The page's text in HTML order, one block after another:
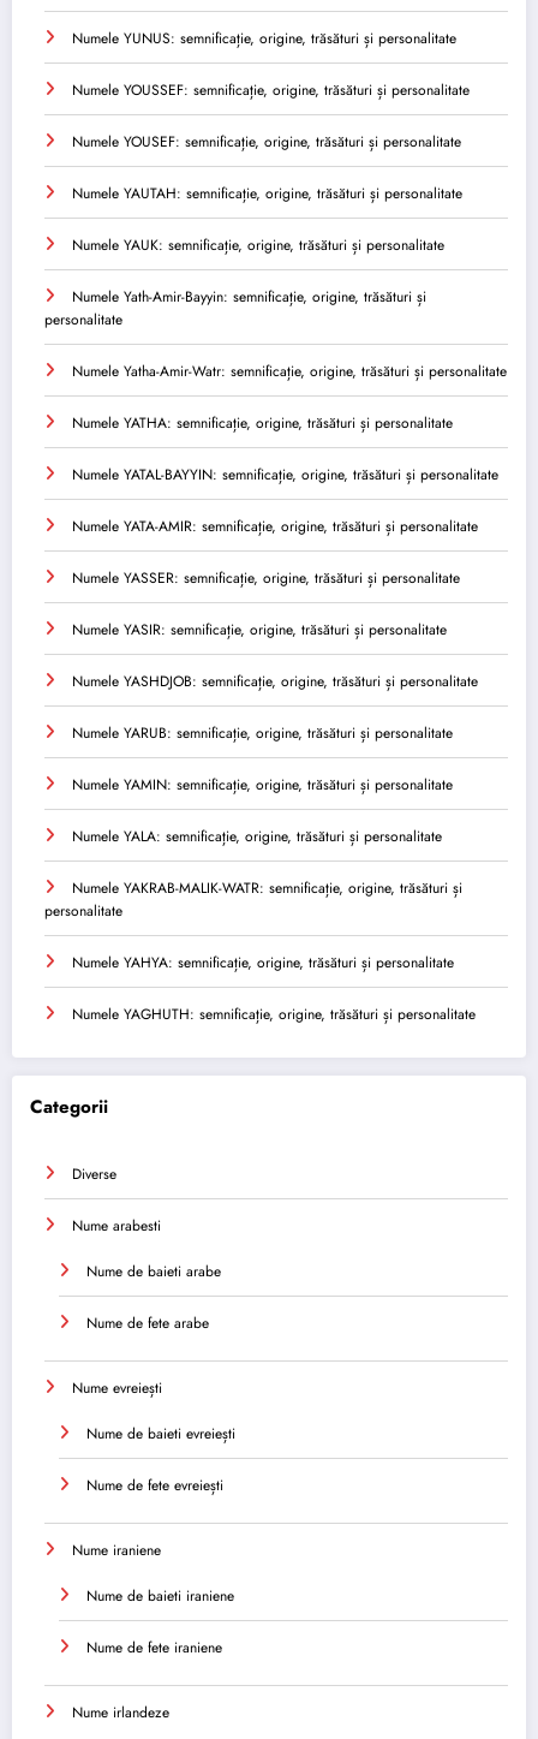
Numele YUNUS: semnificație, origine, trăsături și personalitate
Numele YOUSSEF: semnificație, origine, trăsături și personalitate
Numele YOUSEF: semnificație, origine, trăsături și personalitate
Numele YAUTAH: semnificație, origine, trăsături și personalitate
Numele YAUK: semnificație, origine, trăsături și personalitate
Numele Yath-Amir-Bayyin: semnificație, origine, trăsături și
personalitate
Numele Yatha-Amir-Watr: semnificație, origine, trăsături și personalitate
Numele YATHA: semnificație, origine, trăsături și personalitate
Numele YATAL-BAYYIN: semnificație, origine, trăsături și personalitate
Numele YATA-AMIR: semnificație, origine, trăsături și personalitate
Numele YASSER: semnificație, origine, trăsături și personalitate
Numele YASIR: semnificație, origine, trăsături și personalitate
Numele YASHDJOB: semnificație, origine, trăsături și personalitate
Numele YARUB: semnificație, origine, trăsături și personalitate
Numele YAMIN: semnificație, origine, trăsături și personalitate
Numele YALA: semnificație, origine, trăsături și personalitate
Numele YAKRAB-MALIK-WATR: semnificație, origine, trăsături și
personalitate
Numele YAHYA: semnificație, origine, trăsături și personalitate
Numele YAGHUTH: semnificație, origine, trăsături și personalitate
Categorii
Diverse
Nume arabesti
Nume de baieti arabe
Nume de fete arabe
Nume evreiești
Nume de baieti evreiești
Nume de fete evreiești
Nume iraniene
Nume de baieti iraniene
Nume de fete iraniene
Nume irlandeze